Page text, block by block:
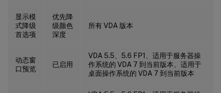
显示模
式降级
首选项
优先降
级颜色
深度
所有 VDA 版本
动态窗
口预览
已启用
VDA 5.5、5.6 FP1、适用于服务器操
作系统的 VDA 7 到当前版本、适用于
桌面操作系统的 VDA 7 到当前版本